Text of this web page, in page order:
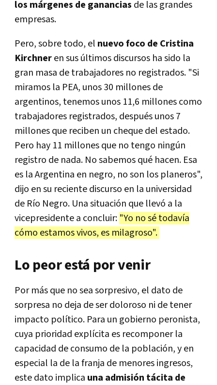
los márgenes de ganancias de las grandes
empresas.
Pero, sobre todo, el nuevo foco de Cristina
Kirchneren sus últimos discursos ha sido la
gran masa de trabajadores no registrados. "Si
miramos la PEA, unos 30 millones de
argentinos, tenemos unos 11,6 millones como
trabajadores registrados, después unos 7
millones que reciben un cheque del estado.
Pero hay 11 millones que no tengo ningún
registro de nada. No sabemos qué hacen. Esa
es la Argentina en negro, no son los planeros",
dijo en su reciente discurso en la universidad
de Río Negro. Una situación que llevó a la
vicepresidente a concluir: "Yo no sé todavía
cómo estamos vivos, es milagroso".
Lo peor está por venir
Por más que no sea sorpresivo, el dato de
sorpresa no deja de ser doloroso ni de tener
impacto político. Para un gobierno peronista,
cuya prioridad explícita es recomponer la
capacidad de consumo de la población, y en
especial la de la franja de menores ingresos,
este dato implica una admisión tácita de